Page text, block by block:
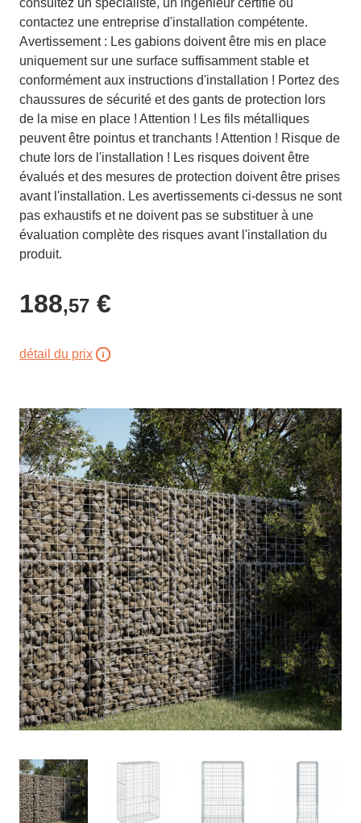
consultez un spécialiste, un ingénieur certifié ou
contactez une entreprise d'installation compétente.
Avertissement : Les gabions doivent être mis en place
uniquement sur une surface suffisamment stable et
conformément aux instructions d'installation ! Portez des
chaussures de sécurité et des gants de protection lors
de la mise en place ! Attention ! Les fils métalliques
peuvent être pointus et tranchants ! Attention ! Risque de
chute lors de l'installation ! Les risques doivent être
évalués et des mesures de protection doivent être prises
avant l'installation. Les avertissements ci-dessus ne sont
pas exhaustifs et ne doivent pas se substituer à une
évaluation complète des risques avant l'installation du
produit.
188,57 €
détail du prix